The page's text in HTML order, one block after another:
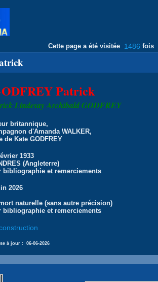
Cette page a été visitée 1486 fois
Patrick
Lindesay Archibald GODFREY
britannique,
d'Amanda WALKER,
de Kate GODFREY
1933
(Angleterre)
bibliographie et remerciements
2026
naturelle (sans autre précision)
bibliographie et remerciements
à jour : 06-06-2026